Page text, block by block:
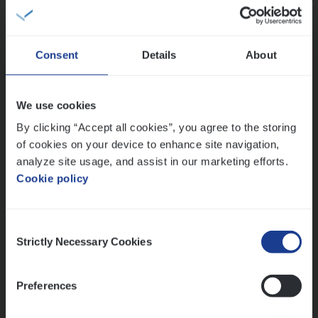
Consent Details About
We use cookies
By clicking “Accept all cookies”, you agree to the storing
of cookies on your device to enhance site navigation,
analyze site usage, and assist in our marketing efforts.
Cookie policy
Selection
Strictly Necessary Cookies
Preferences
People Management, Sales Management
(Agi­le)ITPro­ject Manager
IT, Change & Innovation
Antwerpen
Meer dan collega’s: hoe Julie en Aurélie elkaar
Mathias houdt van diepgaande dossiers én droge